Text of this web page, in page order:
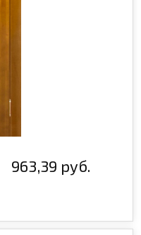
963,39 руб.